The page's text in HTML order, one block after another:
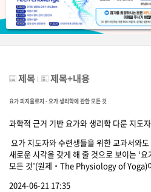
제목 제목+내용
요가 피지올로지 - 요가 생리학에 관한 모든 것
과학적 근거 기반 요가와 생리학 다룬 지도
요가 지도자와 수련생들을 위한 교과서와
새로운 시각을 갖게 해 줄 것으로 보이는 ‘
모든 것’(원제‧The Physiology of Yoga)
2024-06-21 17:35